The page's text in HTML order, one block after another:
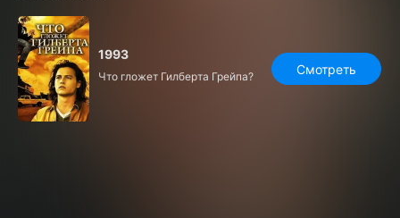
1993
Что гложет Гилберта Грейпа? Смотреть